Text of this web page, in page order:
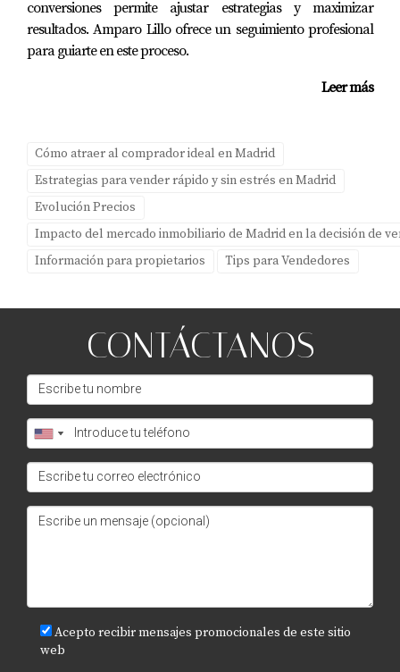
son pasos fundamentales.
¿Por qué elegir a Amparo Lillo como mi
necesidades para garantizar una venta exitosa.
conversiones permite ajustar estrategias y maximizar
resultados. Amparo Lillo ofrece un seguimiento profesional
para guiarte en este proceso.
Leer más
Cómo atraer al comprador ideal en Madrid
Estrategias para vender rápido y sin estrés en Madrid
Evolución Precios
Impacto del mercado inmobiliario de Madrid en la decisión de
Información para propietarios
Tips para Vendedores
CONTÁCTANOS
Acepto recibir mensajes promocionales de este sitio
web